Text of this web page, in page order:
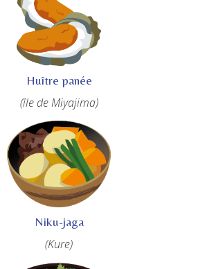
Huître panée
(île de Miyajima)
Niku-jaga
(Kure)